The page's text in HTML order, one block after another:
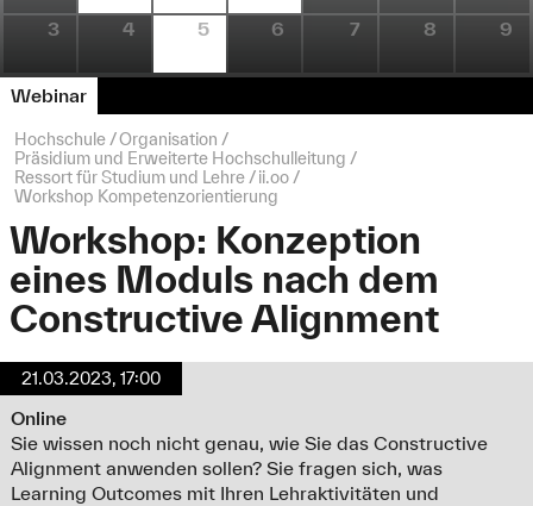
3 4 5 6 7 8 9
Webinar
Seitenpfad:
Hochschule
Organisation
Präsidium und Erweiterte Hochschulleitung
Ressort für Studium und Lehre
ii.oo
Workshop Kompetenzorientierung
Workshop: Konzeption
eines Moduls nach dem
Constructive Alignment
21.03.2023, 17:00
Online
Sie wissen noch nicht genau, wie Sie das Constructive
Alignment anwenden sollen? Sie fragen sich, was
Learning Outcomes mit Ihren Lehraktivitäten und